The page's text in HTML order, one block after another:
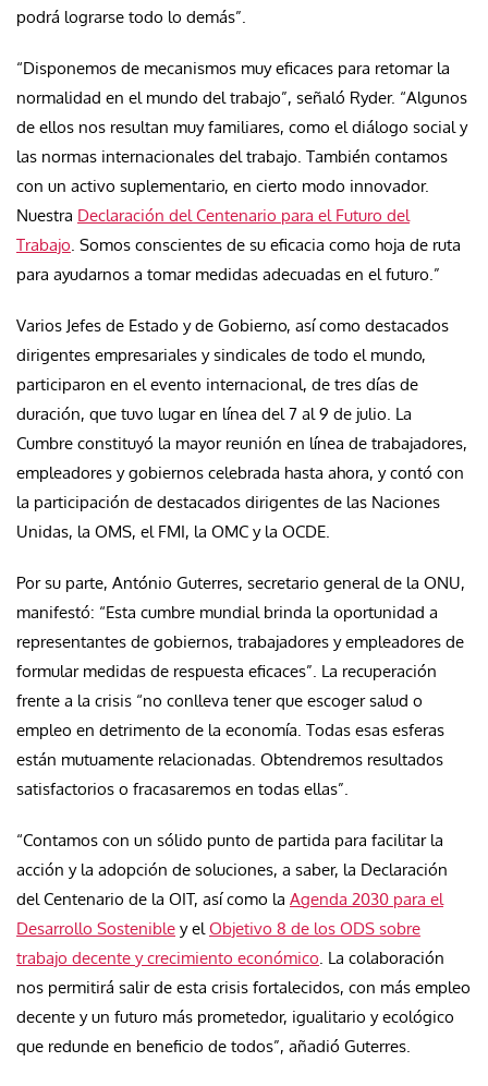
podrá lograrse todo lo demás”.
“Disponemos de mecanismos muy eficaces para retomar la
normalidad en el mundo del trabajo”, señaló Ryder. “Algunos
de ellos nos resultan muy familiares, como el diálogo social y
las normas internacionales del trabajo. También contamos
con un activo suplementario, en cierto modo innovador.
Nuestra Declaración del Centenario para el Futuro del
Trabajo. Somos conscientes de su eficacia como hoja de ruta
para ayudarnos a tomar medidas adecuadas en el futuro.”
Varios Jefes de Estado y de Gobierno, así como destacados
dirigentes empresariales y sindicales de todo el mundo,
participaron en el evento internacional, de tres días de
duración, que tuvo lugar en línea del 7 al 9 de julio. La
Cumbre constituyó la mayor reunión en línea de trabajadores,
empleadores y gobiernos celebrada hasta ahora, y contó con
la participación de destacados dirigentes de las Naciones
Unidas, la OMS, el FMI, la OMC y la OCDE.
Por su parte, António Guterres, secretario general de la ONU,
manifestó: “Esta cumbre mundial brinda la oportunidad a
representantes de gobiernos, trabajadores y empleadores de
formular medidas de respuesta eficaces”. La recuperación
frente a la crisis “no conlleva tener que escoger salud o
empleo en detrimento de la economía. Todas esas esferas
están mutuamente relacionadas. Obtendremos resultados
satisfactorios o fracasaremos en todas ellas”.
“Contamos con un sólido punto de partida para facilitar la
acción y la adopción de soluciones, a saber, la Declaración
del Centenario de la OIT, así como la Agenda 2030 para el
Desarrollo Sostenible y elObjetivo 8 de los ODS sobre
trabajo decente y crecimiento económico. La colaboración
nos permitirá salir de esta crisis fortalecidos, con más empleo
decente y un futuro más prometedor, igualitario y ecológico
que redunde en beneficio de todos”, añadió Guterres.